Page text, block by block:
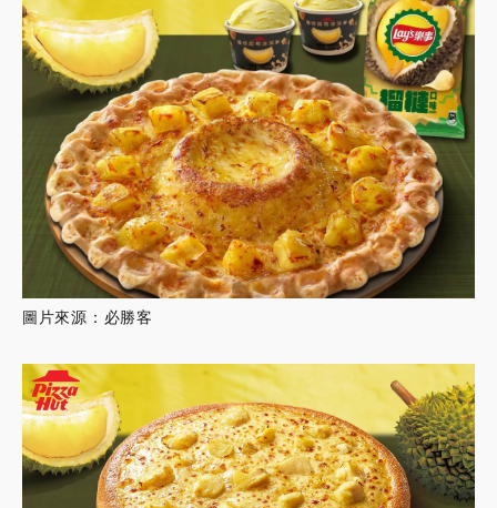
圖片來源：必勝客